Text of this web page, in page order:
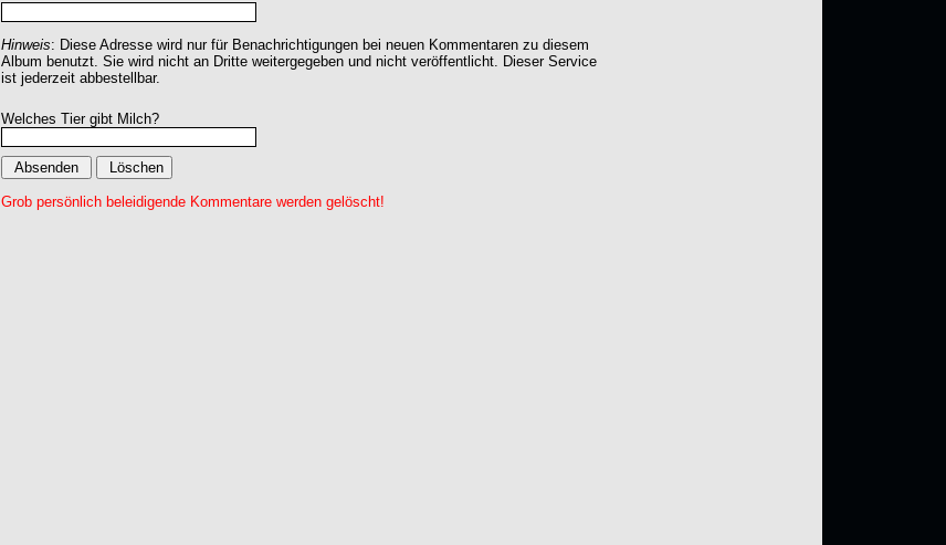
Hinweis: Diese Adresse wird nur für Benachrichtigungen bei neuen Kommentaren zu diesem
Album benutzt. Sie wird nicht an Dritte weitergegeben und nicht veröffentlicht. Dieser Service
ist jederzeit abbestellbar.
Welches Tier gibt Milch?
Grob persönlich beleidigende Kommentare werden gelöscht!